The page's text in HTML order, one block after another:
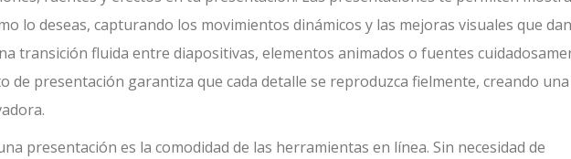
lo deseas, capturando los movimientos dinámicos y las mejoras visuales que
transición fluida entre diapositivas, elementos animados o fuentes
de presentación garantiza que cada detalle se reproduzca fielmente, creando una
presentación es la comodidad de las herramientas en línea. Sin necesidad de